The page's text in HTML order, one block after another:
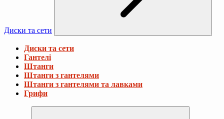
Диски та сети
Диски та сети
Гантелі
Штанги
Штанги з гантелями
Штанги з гантелями та лавками
Грифи